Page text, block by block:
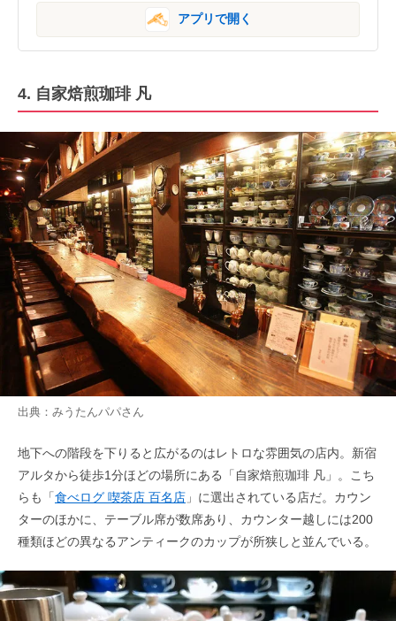
アプリで開く
4. 自家焙煎珈琲 凡
出典： みうたんパパさん
地下への階段を下りると広がるのはレトロな雰囲気の店内。新宿
アルタから徒歩1分ほどの場所にある「自家焙煎珈琲 凡」。こち
らも「食べログ 喫茶店 百名店 」に選出されている店だ。カウン
ターのほかに、テーブル席が数席あり、カウンター越しには200
種類ほどの異なるアンティークのカップが所狭しと並んでいる。